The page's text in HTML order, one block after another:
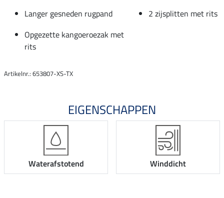
Langer gesneden rugpand
2 zijsplitten met rits
Opgezette kangoeroezak met
rits
Artikelnr.: 653807-XS-TX
EIGENSCHAPPEN
Waterafstotend Winddicht